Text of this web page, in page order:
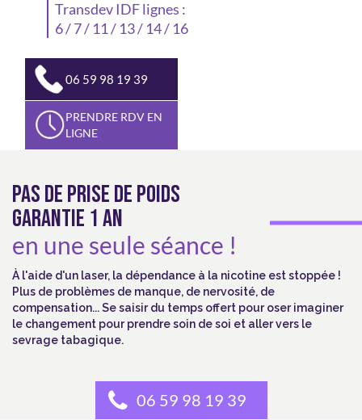
Transdev IDF lignes :
6 / 7 / 11 / 13 / 14 / 16
06 59 98 19 39
PRENDRE RDV EN
LIGNE
PAS DE PRISE DE POIDS
GARANTIE 1 AN
en une seule séance !
À l'aide d'un laser, la dépendance à la nicotine est stoppée !
Plus de problèmes de manque, de nervosité, de
compensation... Se saisir du temps offert pour oser imaginer
le changement pour prendre soin de soi et aller vers le
sevrage tabagique.
06 59 98 19 39